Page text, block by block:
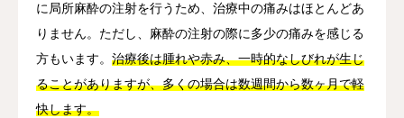
に局所麻酔の注射を行うため、治療中の痛みはほとんどあ
りません。ただし、麻酔の注射の際に多少の痛みを感じる
方もいます。 治療後は腫れや赤み、一時的なしびれが生じ
ることがありますが、多くの場合は数週間から数ヶ月で軽
快します。